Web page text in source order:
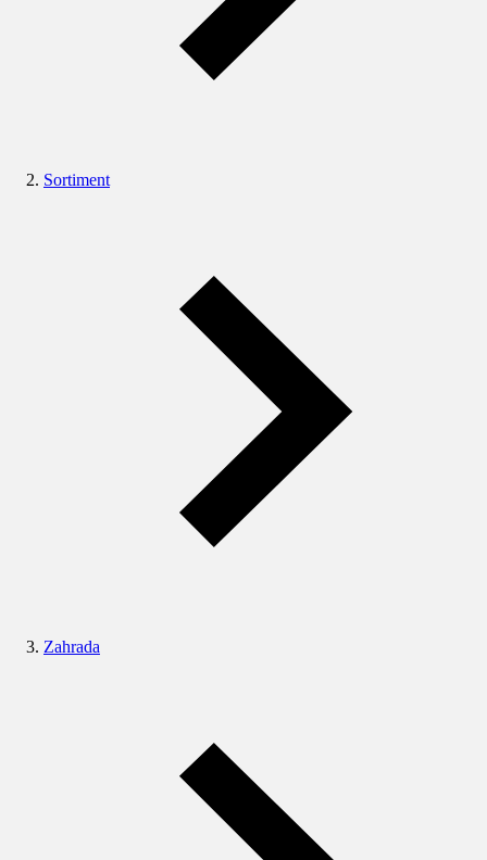
Sortiment
Zahrada